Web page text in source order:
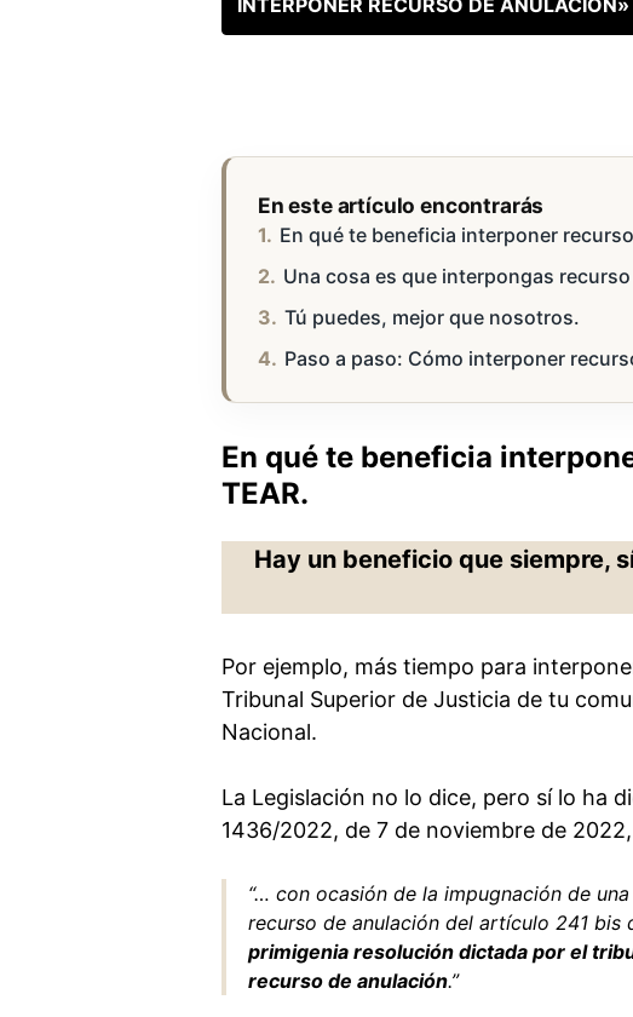
En este artículo encontrarás
En qué te beneficia interponer
Una cosa es que interpongas
Tú puedes, mejor que nosotros.
Paso a paso: Cómo interponer
En qué te beneficia
TEAR.
Hay un beneficio que siempre,
Por ejemplo, más tiempo para
Tribunal Superior de Justicia de tu
Nacional.
La Legislación no lo dice, pero sí lo ha
1436/2022, de 7 de noviembre de
“… con ocasión de la impugnación de
recurso de anulación del artículo 241 bis
primigenia resolución dictada por el
recurso de anulación.”